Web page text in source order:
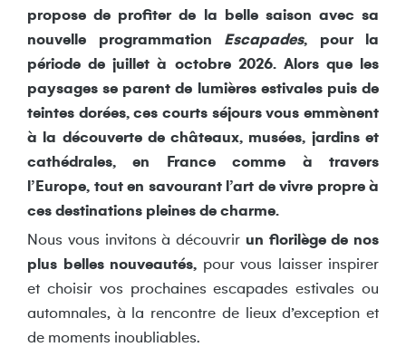
propose de profiter de la belle saison avec sa
nouvelle programmation Escapades, pour la
période de juillet à octobre 2026. Alors que les
paysages se parent de lumières estivales puis de
teintes dorées, ces courts séjours vous emmènent
à la découverte de châteaux, musées, jardins et
cathédrales, en France comme à travers
l’Europe, tout en savourant l’art de vivre propre à
ces destinations pleines de charme.
Nous vous invitons à découvrir un florilège de nos
plus belles nouveautés, pour vous laisser inspirer
et choisir vos prochaines escapades estivales ou
automnales, à la rencontre de lieux d’exception et
de moments inoubliables.